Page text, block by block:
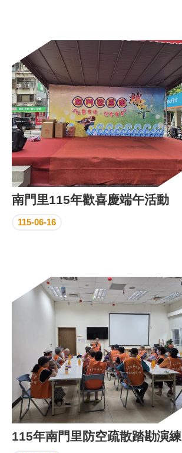
整
合
檢
索
系
統
文
化
局
文
化
產
里
長
名
冊
南門里115年歡喜慶端午活動
115-06-16
115年南門里防空疏散踏勘演練